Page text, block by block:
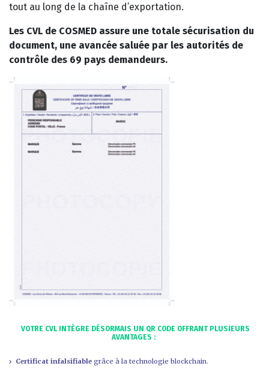
tout au long de la chaîne d’exportation.
Les CVL de COSMED assure une totale sécurisation du
document, une avancée saluée par les autorités de
contrôle des 69 pays demandeurs.
VOTRE CVL INTÈGRE DÉSORMAIS UN QR CODE OFFRANT PLUSIEURS
AVANTAGES :
Certificat infalsifiable grâce à la technologie blockchain.